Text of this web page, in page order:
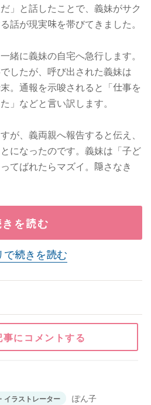
」と話したことで、義妹がサク
話が現実味を帯びてきました。
緒に義妹の自宅へ急行します。
したが、呼び出された義妹は
。通報を示唆されると「仕事を
」などと言い訳します。
が、義両親へ報告すると伝え、
になったのです。義妹は「子ど
てばれたらマズイ。隠さなき
を読む
で続きを読む
事にコメントする
イラストレーター ぽん子